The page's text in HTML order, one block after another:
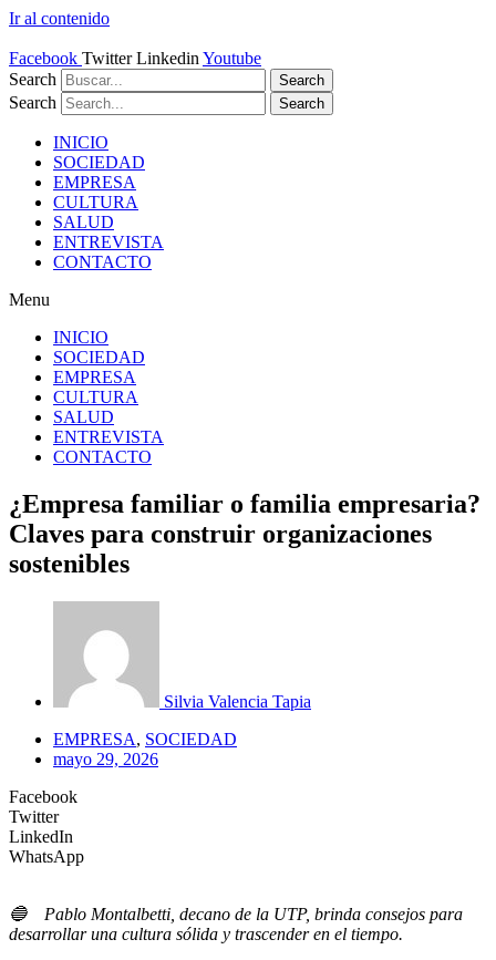
Ir al contenido
Facebook Twitter Linkedin Youtube
Search
Search
Search Search
INICIO
SOCIEDAD
EMPRESA
CULTURA
SALUD
ENTREVISTA
CONTACTO
Menu
INICIO
SOCIEDAD
EMPRESA
CULTURA
SALUD
ENTREVISTA
CONTACTO
¿Empresa familiar o familia empresaria?
Claves para construir organizaciones
sostenibles
Silvia Valencia Tapia
EMPRESA, SOCIEDAD
mayo 29, 2026
Facebook
Twitter
LinkedIn
WhatsApp
🔵Pablo Montalbetti, decano de la UTP, brinda consejos para
desarrollar una cultura sólida y trascender en el tiempo.